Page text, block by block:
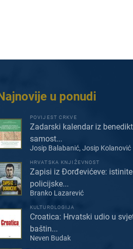
u ponudi
POVIJEST CRKVE
Zadarski kalendar iz
samost...
Josip Balabanić, Josip Kolanović
HRVATSKA KNJIŽEVNOST
Zapisi iz Đorđevićeve: istinite
policijske...
Branko Lazarević
KULTUROLOGIJA
Croatica: Hrvatski udio u
baštin...
Neven Budak